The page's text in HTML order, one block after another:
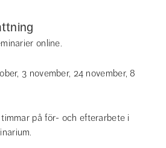
online.
3 november, 24 november, 8
på för- och efterarbete i